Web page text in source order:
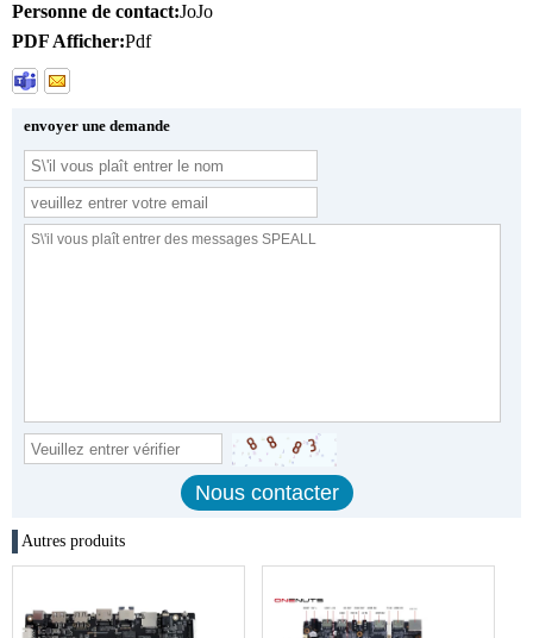
Personne de contact:JoJo
PDF Afficher:Pdf
envoyer une demande
Autres produits